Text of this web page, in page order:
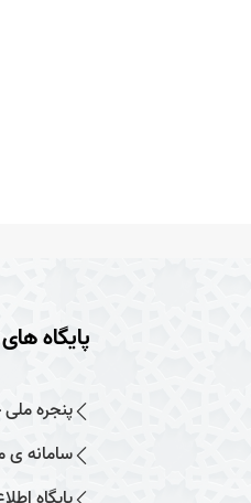
پایگاه
پنجره
سامانه ی